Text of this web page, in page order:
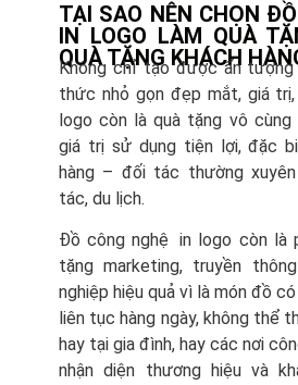
TẠI SAO NÊN CHỌN
IN LOGO LÀM QUÀ
QUÀ TẶNG KHÁCH
Không chỉ tạo được ấn tượng
thức nhỏ gọn đẹp mắt, giá
logo còn là quà tặng vô
giá trị sử dụng tiện lợi, đặc
hàng – đối tác thường
tác, du lịch.
Đồ công nghệ in logo còn là
tặng marketing, truyền
nghiệp hiệu quả vì là món đồ
liên tục hàng ngày, không thể
hay tại gia đình, hay các nơi
nhận diện thương hiệu và